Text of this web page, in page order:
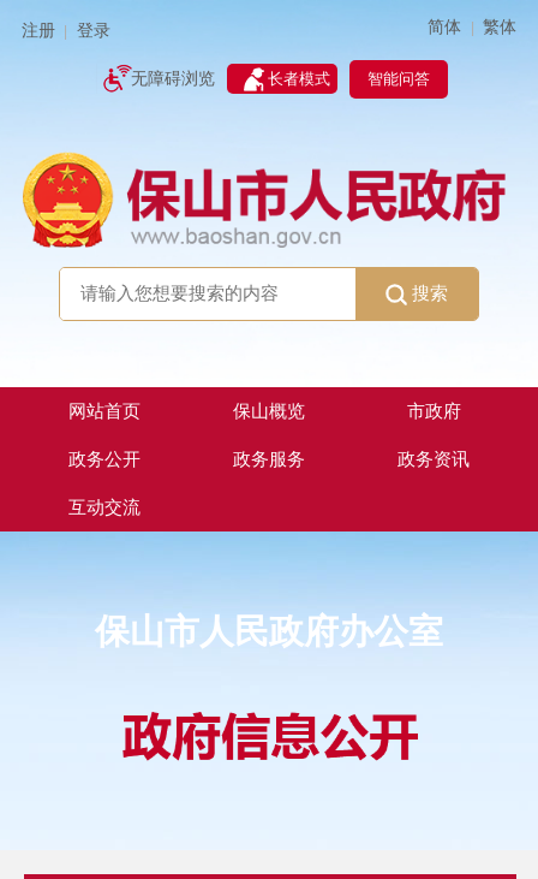
注册 登录 简体 | 繁体
无障碍浏览 长者模式 智能问答
搜索
网站首页 保山概览 市政府
政务公开 政务服务 政务资讯
互动交流
保山市人民政府办公室